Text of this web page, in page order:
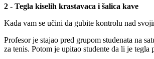
2 - Tegla kiselih krastavaca i šalica kave
Kada vam se učini da gubite kontrolu nad
Profesor je stajao pred grupom studenata na
za tenis. Potom je upitao studente da li je tegla